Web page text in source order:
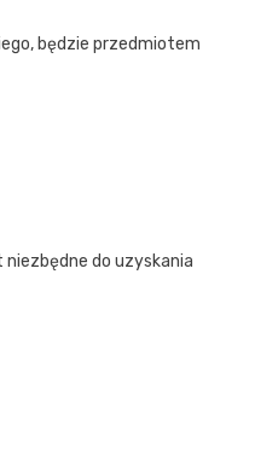
będzie przedmiotem
niezbędne do uzyskania